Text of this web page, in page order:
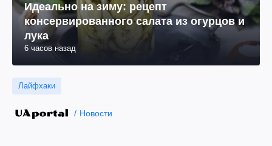
Идеально на зиму: рецепт
консервированного салата из огурцов и
лука
6 часов назад
Лайфхаки
Новости